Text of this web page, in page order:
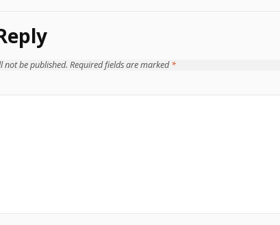
not be published. Required fields are marked*